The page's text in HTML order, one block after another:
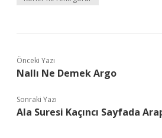
Önceki Yazı
Nallı Ne Demek Argo
Sonraki Yazı
Ala Suresi Kaçıncı Sayfada